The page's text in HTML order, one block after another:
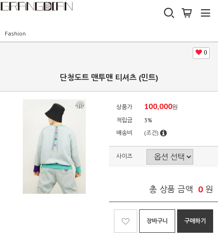
Fashion
0
단청도트 맨투맨 티셔츠 (민트)
상품가 100,000원
적립금
3%
배송비
(조건)
사이즈
총 상품 금액 0 원
장바구니 구매하기